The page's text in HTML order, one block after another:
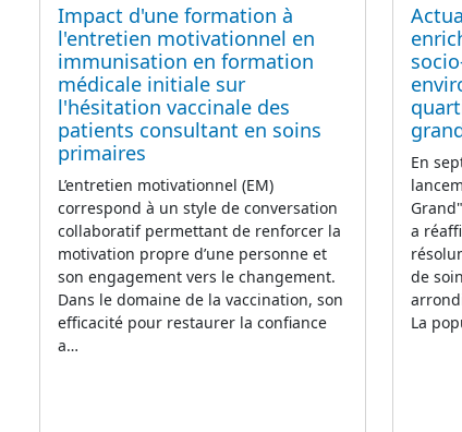
Impact d'une formation à
l'entretien motivationnel en
immunisation en formation
médicale initiale sur
l'hésitation vaccinale des
patients consultant en soins
primaires
L’entretien motivationnel (EM)
correspond à un style de conversation
collaboratif permettant de renforcer la
motivation propre d’une personne et
son engagement vers le changement.
Dans le domaine de la vaccination, son
efficacité pour restaurer la confiance
a…
En
a
de
La